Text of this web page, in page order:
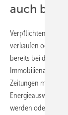
auch bei
Verpflichtend ist
verkaufen oder
bereits bei der
Zeitungen müssen
Energieausweise
werden oder